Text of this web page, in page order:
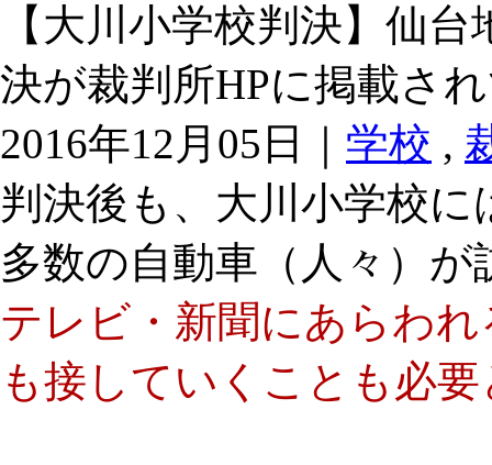
【大川小学校判決】仙
決が裁判所HPに掲載さ
2016年12月05日｜ 学校 ,
判決後も、大川小学校
多数の自動車（人々）
テレビ・新聞にあらわ
も接していくことも必